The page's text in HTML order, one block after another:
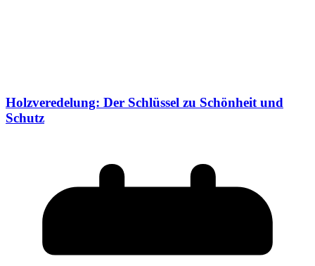
Holzveredelung: Der Schlüssel zu Schönheit und
Schutz